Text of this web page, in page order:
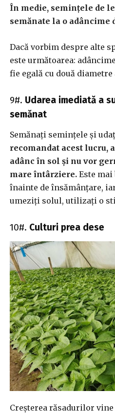
În medie, semințele de
semănate la o adâncime
Dacă vorbim despre alte
este următoarea:
fie egală cu două
9#. Udarea imediată a
semănat
Semănați semințele și
recomandat acest lucru,
adânc în sol și nu vor
mare întârziere. Este
înainte de însămânțare,
umeziți solul, utilizați o
10#. Culturi prea dese
Creșterea răsadurilor